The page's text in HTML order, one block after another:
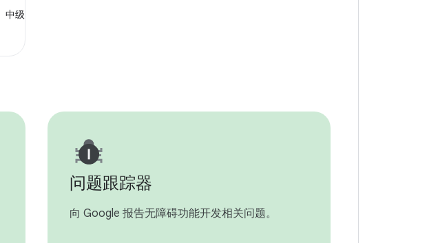
中级
问题跟踪器
向 Google 报告无障碍功能开发相关问题。